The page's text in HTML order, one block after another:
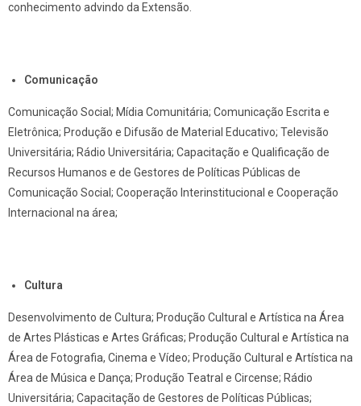
conhecimento advindo da Extensão.
Comunicação
Comunicação Social; Mídia Comunitária; Comunicação Escrita e
Eletrônica; Produção e Difusão de Material Educativo; Televisão
Universitária; Rádio Universitária; Capacitação e Qualificação de
Recursos Humanos e de Gestores de Políticas Públicas de
Comunicação Social; Cooperação Interinstitucional e Cooperação
Internacional na área;
Cultura
Desenvolvimento de Cultura; Produção Cultural e Artística na Área
de Artes Plásticas e Artes Gráficas; Produção Cultural e Artística na
Área de Fotografia, Cinema e Vídeo; Produção Cultural e Artística na
Área de Música e Dança; Produção Teatral e Circense; Rádio
Universitária; Capacitação de Gestores de Políticas Públicas;